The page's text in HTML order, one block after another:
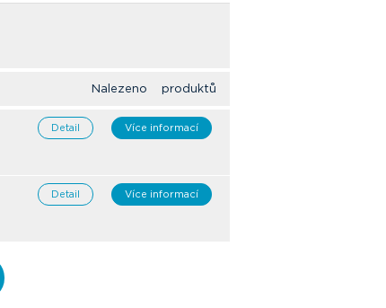
Nalezeno produktů
Více informací
Detail
Více informací
Detail